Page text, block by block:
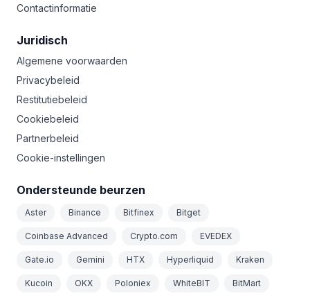
Contactinformatie
Juridisch
Algemene voorwaarden
Privacybeleid
Restitutiebeleid
Cookiebeleid
Partnerbeleid
Cookie-instellingen
Ondersteunde beurzen
Aster Binance Bitfinex Bitget
Coinbase Advanced Crypto.com EVEDEX
Gate.io Gemini HTX Hyperliquid Kraken
Kucoin OKX Poloniex WhiteBIT BitMart